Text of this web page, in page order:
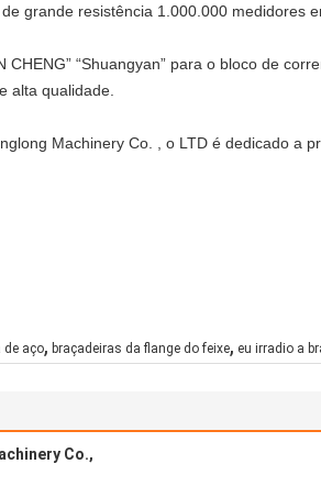
grande resistência 1.000.000 medidores
CHENG” “Shuangyan” para o bloco de
alta qualidade.
Machinery Co. , o LTD é dedicado a
de aço, braçadeiras da flange do feixe, eu irradio a
Co.,